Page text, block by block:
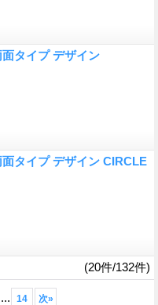
タイプ デザイン
タイプ デザイン CIRCLE
(20件/132件)
... 14 次»